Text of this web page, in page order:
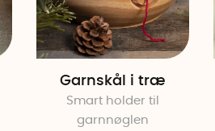
Garnskål i træ
Smart holder til
garnnøglen